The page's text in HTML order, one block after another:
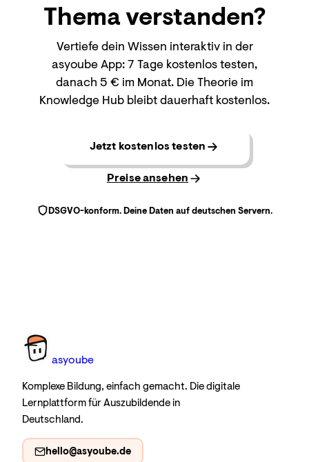
Themaverstanden?
Vertiefe dein Wissen interaktiv in der
asyoube App: 7 Tage kostenlos testen,
danach 5 € im Monat. Die Theorie im
Knowledge Hub bleibt dauerhaft kostenlos.
Jetzt kostenlos testen
Preise ansehen
DSGVO-konform. Deine Daten auf deutschen Servern.
asyoube
Komplexe Bildung, einfach gemacht. Die digitale
Lernplattform für Auszubildende in
Deutschland.
hello@asyoube.de